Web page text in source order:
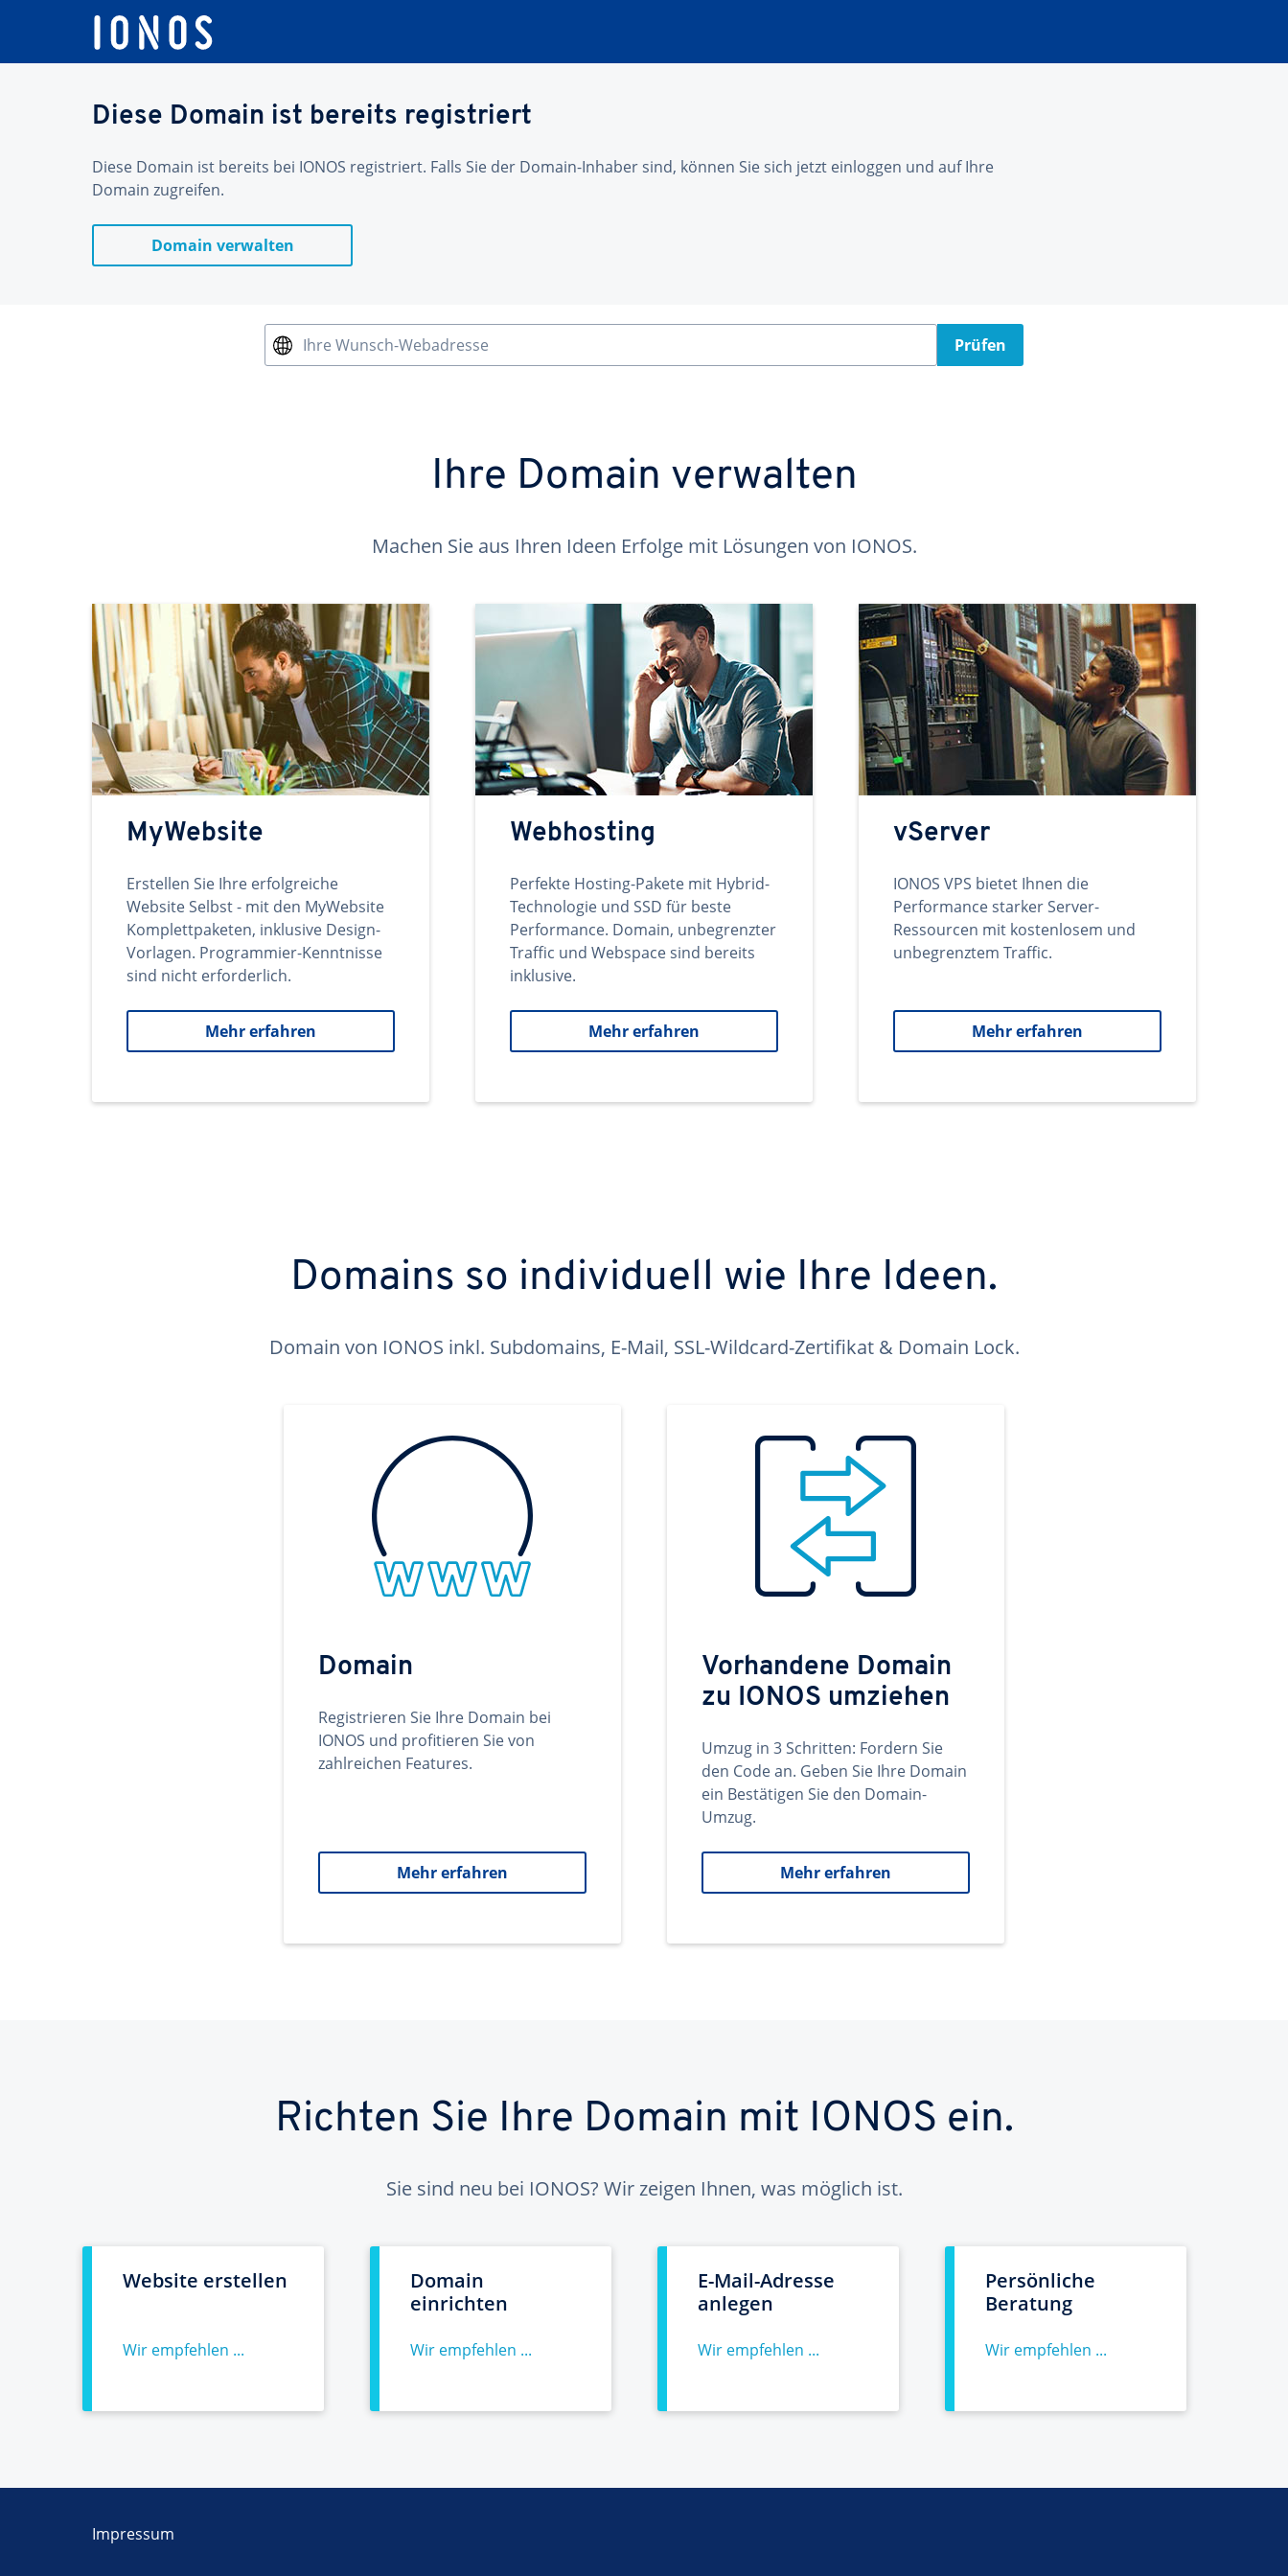
Diese Domain ist bereits registriert
Diese Domain ist bereits bei IONOS registriert. Falls Sie der Domain-Inhaber sind, können Sie sich jetzt einloggen und auf Ihre
Domain zugreifen.
Domain verwalten
Ihre Wunsch-Webadresse Prüfen
Ihre Domain verwalten
Machen Sie aus Ihren Ideen Erfolge mit Lösungen von IONOS.
MyWebsite
Erstellen Sie Ihre erfolgreiche
Website Selbst - mit den MyWebsite
Komplettpaketen, inklusive Design-
Vorlagen. Programmier-Kenntnisse
sind nicht erforderlich.
Mehr erfahren
Webhosting
Perfekte Hosting-Pakete mit Hybrid-
Technologie und SSD für beste
Performance. Domain, unbegrenzter
Traffic und Webspace sind bereits
inklusive.
Mehr erfahren
vServer
IONOS VPS bietet Ihnen die
Performance starker Server-
Ressourcen mit kostenlosem und
unbegrenztem Traffic.
Mehr erfahren
Domains so individuell wie Ihre Ideen.
Domain von IONOS inkl. Subdomains, E-Mail, SSL-Wildcard-Zertifikat & Domain Lock.
Domain
Registrieren Sie Ihre Domain bei
IONOS und profitieren Sie von
zahlreichen Features.
Mehr erfahren
Vorhandene Domain
zu IONOS umziehen
Umzug in 3 Schritten: Fordern Sie
den Code an. Geben Sie Ihre Domain
ein Bestätigen Sie den Domain-
Umzug.
Mehr erfahren
Richten Sie Ihre Domain mit IONOS ein.
Sie sind neu bei IONOS? Wir zeigen Ihnen, was möglich ist.
Website erstellen
Wir empfehlen ...
Domain
einrichten
Wir empfehlen ...
E-Mail-Adresse
anlegen
Wir empfehlen ...
Persönliche
Beratung
Wir empfehlen ...
Impressum